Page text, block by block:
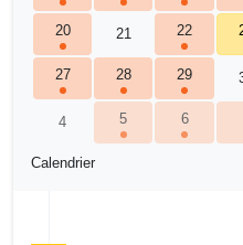
Calendrier
20 21 22
27 28 29
4 5 6